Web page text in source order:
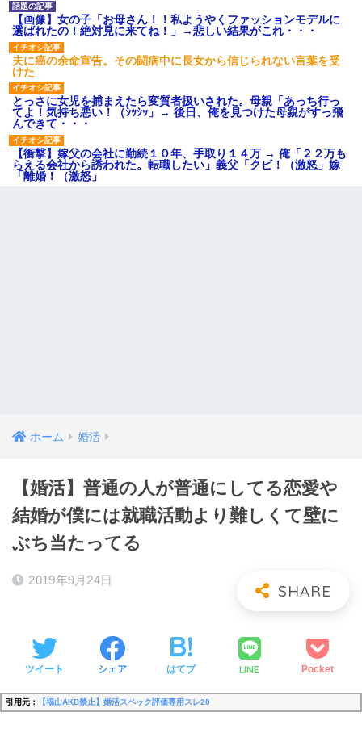
【画像】女の子「お母さん！！私ようやくファッションモデルに
選ばれたの！絶対見に来てね！」→悲しい結果がこれ・・・
夫に癌の余命宣告。その闘病中に長女から信じられない言葉を受
けた
とっさに女児を捕まえたら変質者扱いされた。母親「あっち行っ
てよ！気持ち悪い！（ｼｯｼｯ」→ 後日、俺を見つけた母親がすっ飛
んできて・・・
【衝撃】嫁父の会社に勤続１０年、手取り１４万 → 俺「２２万も
らえる会社から誘われた。転職したい」義父「クビ！（激怒」嫁
「離婚！（激怒」
ホーム 婚活
【婚活】普通の人が普通にしてる恋愛や
結婚が僕には就職活動より難しくて壁に
ぶち当たってる
2019年9月24日
ツイート シェア はてブ LINE Pocket
引用元： 【福山AKB禁止】婚活スペック評価専用スレ20